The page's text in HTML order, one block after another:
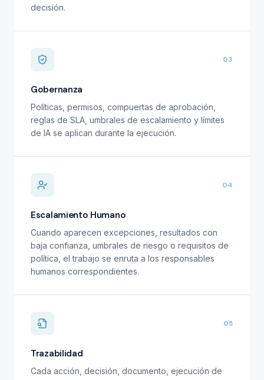
decisión.
03
Gobernanza
Políticas, permisos, compuertas de aprobación,
reglas de SLA, umbrales de escalamiento y límites
de IA se aplican durante la ejecución.
04
Escalamiento Humano
Cuando aparecen excepciones, resultados con
baja confianza, umbrales de riesgo o requisitos de
política, el trabajo se enruta a los responsables
humanos correspondientes.
05
Trazabilidad
Cada acción, decisión, documento, ejecución de